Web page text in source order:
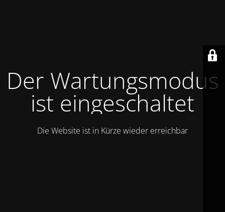
Der Wartungsmodus
ist eingeschaltet
Die Website ist in Kürze wieder erreichbar